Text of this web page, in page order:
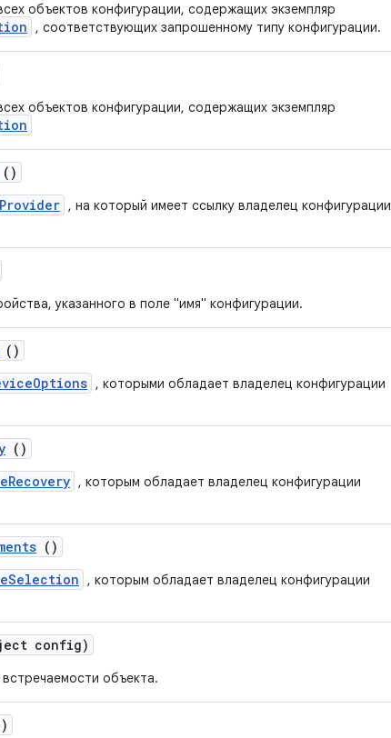
объектов конфигурации, содержащих экземпляр
, соответствующих запрошенному типу конфигурации.
объектов конфигурации, содержащих экземпляр
()
, на который имеет ссылку владелец конфигурации
указанного в поле "имя" конфигурации.
()
, которыми обладает владелец конфигурации
()
, которым обладает владелец конфигурации
()
, которым обладает владелец конфигурации
config)
объекта.